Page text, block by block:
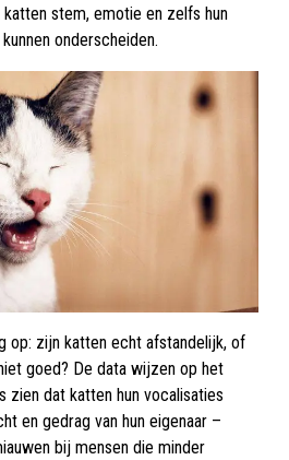
katten stem, emotie en zelfs hun
onderscheiden.
op: zijn katten echt afstandelijk, of
goed? De data wijzen op het
zien dat katten hun vocalisaties
en gedrag van hun eigenaar –
bij mensen die minder